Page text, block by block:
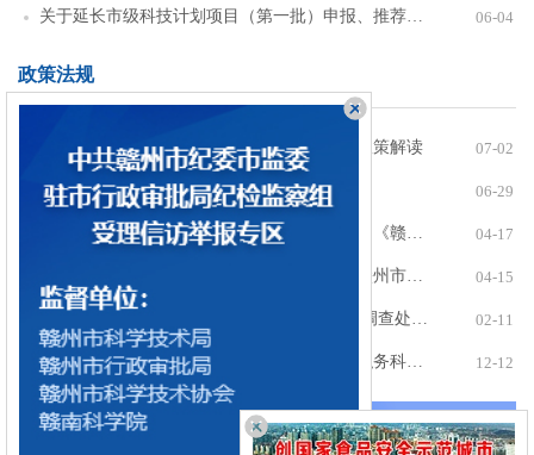
关于延长市级科技计划项目（第一批）申报、推荐截止时间的公告 06-04
政策法规
【政策解读】《赣州市科技项目监督办法》政策解读 07-02
关于印发《赣州市科技项目监督办法》的通知 06-29
【政策解读】《赣州市重点实验室管理办法》《赣州市技术创新中心管理办法》政策解读 04-17
关于印发《赣州市重点实验室管理办法》《赣州市技术创新中心管理办法》的通知 04-15
科学技术部令第24号 科学技术活动违规行为调查处理规定 02-11
江西省科学技术厅等部门关于印发《江西省职务科技成果单列管理操作指引（试行）》的通知 12-12